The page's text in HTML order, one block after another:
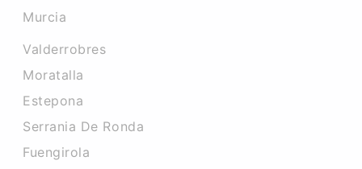
Murcia
Valderrobres
Moratalla
Estepona
Serrania De Ronda
Fuengirola